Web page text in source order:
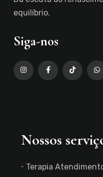
equilíbrio.
Siga-nos
Nossos
Terapia